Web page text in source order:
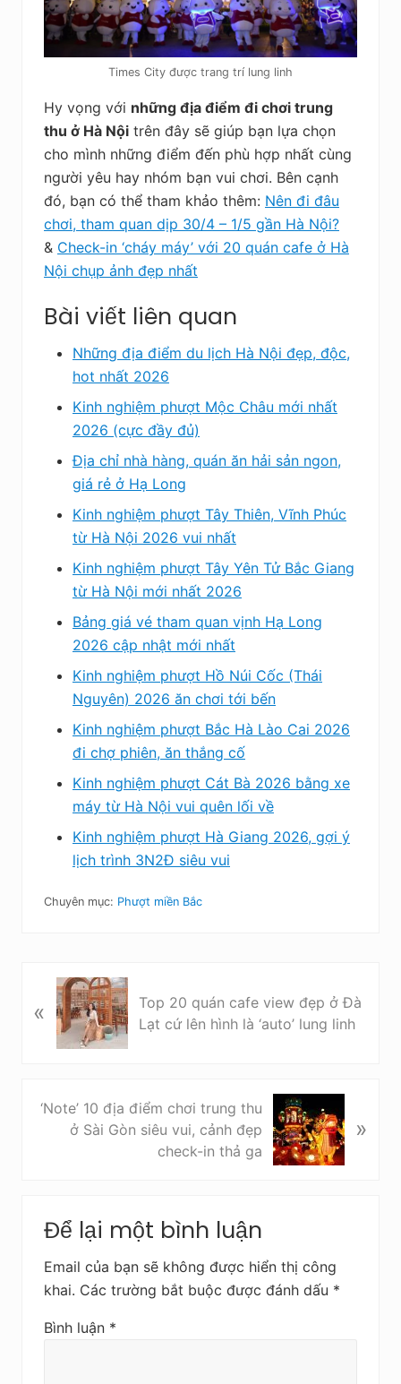
Times City được trang trí lung linh
Hy vọng với những địa điểm đi chơi trung
thu ở Hà Nội trên đây sẽ giúp bạn lựa chọn
cho mình những điểm đến phù hợp nhất cùng
người yêu hay nhóm bạn vui chơi. Bên cạnh
đó, bạn có thể tham khảo thêm: Nên đi đâu
chơi, tham quan dịp 30/4 – 1/5 gần Hà Nội?
& Check-in ‘cháy máy’ với 20 quán cafe ở Hà
Nội chụp ảnh đẹp nhất
Bài viết liên quan
Những địa điểm du lịch Hà Nội đẹp, độc,
hot nhất 2026
Kinh nghiệm phượt Mộc Châu mới nhất
2026 (cực đầy đủ)
Địa chỉ nhà hàng, quán ăn hải sản ngon,
giá rẻ ở Hạ Long
Kinh nghiệm phượt Tây Thiên, Vĩnh Phúc
từ Hà Nội 2026 vui nhất
Kinh nghiệm phượt Tây Yên Tử Bắc Giang
từ Hà Nội mới nhất 2026
Bảng giá vé tham quan vịnh Hạ Long
2026 cập nhật mới nhất
Kinh nghiệm phượt Hồ Núi Cốc (Thái
Nguyên) 2026 ăn chơi tới bến
Kinh nghiệm phượt Bắc Hà Lào Cai 2026
đi chợ phiên, ăn thắng cố
Kinh nghiệm phượt Cát Bà 2026 bằng xe
máy từ Hà Nội vui quên lối về
Kinh nghiệm phượt Hà Giang 2026, gợi ý
lịch trình 3N2Đ siêu vui
Chuyên mục: Phượt miền Bắc
à
«
Top 20 quán cafe view đẹp ở Đà
Lạt cứ lên hình là ‘auto’ lung linh
B
‘Note’ 10 địa điểm chơi trung thu
ở Sài Gòn siêu vui, cảnh đẹp
check-in thả ga
»
Reader
Interactions
Để lại một bình luận
Email của bạn sẽ không được hiển thị công
khai. Các trường bắt buộc được đánh dấu *
Bình luận *